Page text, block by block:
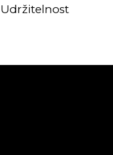
Udržitelnost